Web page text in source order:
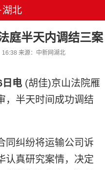
湖北
庭半天内调结三案
来源：中新网湖北
日电 (胡佳)京山法院雁
，半天时间成功调结
纠纷将运输公司诉
认真研究案情，决定